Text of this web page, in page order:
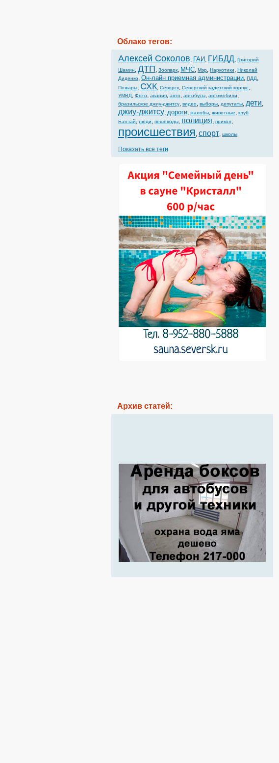
Облако тегов:
Алексей Соколов, ГАИ, ГИБДД, Григорий
Шамин, ДТП, Зоопарк, МЧС, Мэр, Наркотики, Николай
Диденко, Он-лайн приемная администрации, ПДД,
Пожары, СХК, Северск, Северский кадетский корпус,
УМВД, Фото, авария, авто, автобусы, автомобили,
бразильское джиу-джитсу, видео, выборы, депутаты, дети,
джиу-джитсу, дороги, жалобы, животные, клуб
Банзай, люди, пешеходы, полиция, прикол,
происшествия, спорт, школы
Показать все теги
Архив статей: